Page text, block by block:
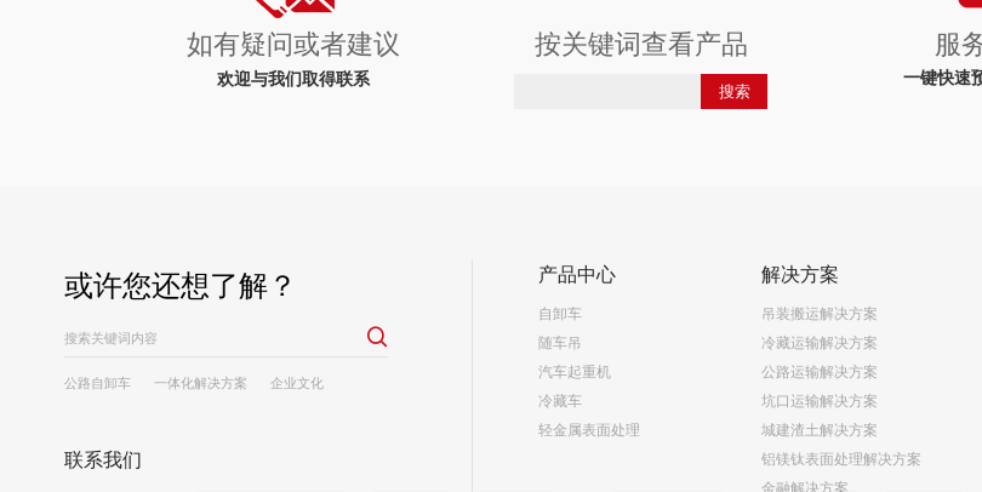
如有疑问或者建议
欢迎与我们取得联系
按关键词查看产品
搜索
服
一键快速
或许您还想了解？

公路自卸车 一体化解决方案
企业文化
联系我们
产品中心
自卸车
随车吊
汽车起重机
冷藏车
轻金属表面处理
解决方案
吊装搬运解决方案
冷藏运输解决方案
公路运输解决方案
坑口运输解决方案
城建渣土解决方案
铝镁钛表面处理解决方案
金融解决方案